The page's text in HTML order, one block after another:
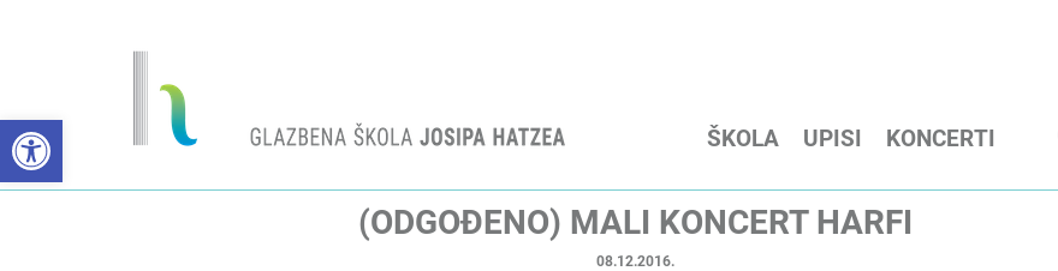
Open toolbar ŠKOLA UPISI KONCERTI
(ODGOĐENO) MALI KONCERT HARFI
08.12.2016.